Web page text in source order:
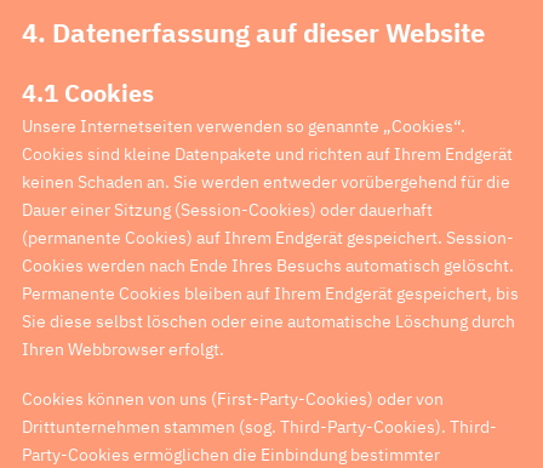
4. Datenerfassung auf dieser Website
4.1 Cookies
Unsere Internetseiten verwenden so genannte „Cookies“.
Cookies sind kleine Datenpakete und richten auf Ihrem Endgerät
keinen Schaden an. Sie werden entweder vorübergehend für die
Dauer einer Sitzung (Session-Cookies) oder dauerhaft
(permanente Cookies) auf Ihrem Endgerät gespeichert. Session-
Cookies werden nach Ende Ihres Besuchs automatisch gelöscht.
Permanente Cookies bleiben auf Ihrem Endgerät gespeichert, bis
Sie diese selbst löschen oder eine automatische Löschung durch
Ihren Webbrowser erfolgt.
Cookies können von uns (First-Party-Cookies) oder von
Drittunternehmen stammen (sog. Third-Party-Cookies). Third-
Party-Cookies ermöglichen die Einbindung bestimmter